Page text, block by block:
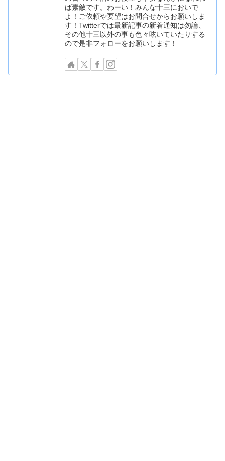
ば素敵です。わーい！みんな十三においで
よ！ご依頼や要望はお問合せからお願いしま
す！Twitterでは最新記事の新着通知は勿論、
その他十三以外の事も色々呟いていたりする
ので是非フォローをお願いします！